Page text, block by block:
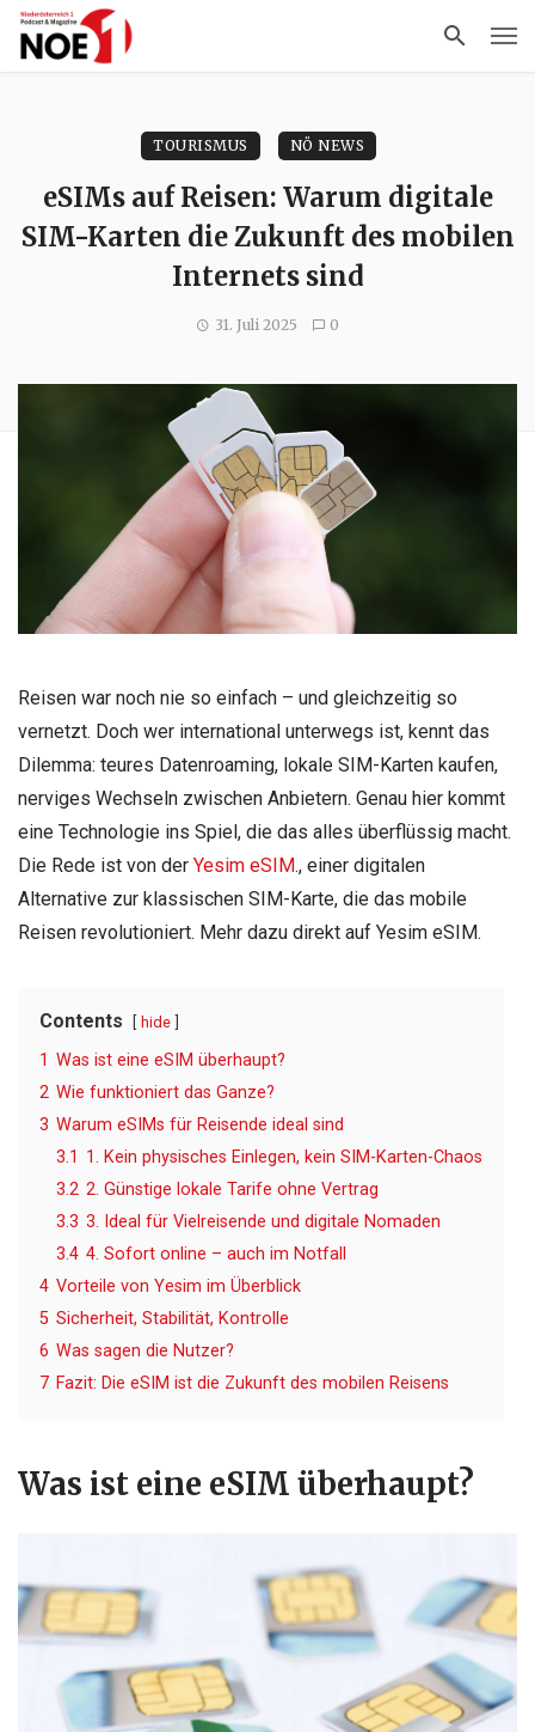
TOURISMUS NÖ NEWS
eSIMs auf Reisen: Warum digitale
SIM-Karten die Zukunft des mobilen
Internets sind
31. Juli 2025 0
Reisen war noch nie so einfach – und gleichzeitig so
vernetzt. Doch wer international unterwegs ist, kennt das
Dilemma: teures Datenroaming, lokale SIM-Karten kaufen,
nerviges Wechseln zwischen Anbietern. Genau hier kommt
eine Technologie ins Spiel, die das alles überflüssig macht.
Die Rede ist von der Yesim eSIM., einer digitalen
Alternative zur klassischen SIM-Karte, die das mobile
Reisen revolutioniert. Mehr dazu direkt auf Yesim eSIM.
Contents hide
1 Was ist eine eSIM überhaupt?
2 Wie funktioniert das Ganze?
3 Warum eSIMs für Reisende ideal sind
3.1 1. Kein physisches Einlegen, kein SIM-Karten-Chaos
3.2 2. Günstige lokale Tarife ohne Vertrag
3.3 3. Ideal für Vielreisende und digitale Nomaden
3.4 4. Sofort online – auch im Notfall
4 Vorteile von Yesim im Überblick
5 Sicherheit, Stabilität, Kontrolle
6 Was sagen die Nutzer?
7 Fazit: Die eSIM ist die Zukunft des mobilen Reisens
Was ist eine eSIM überhaupt?